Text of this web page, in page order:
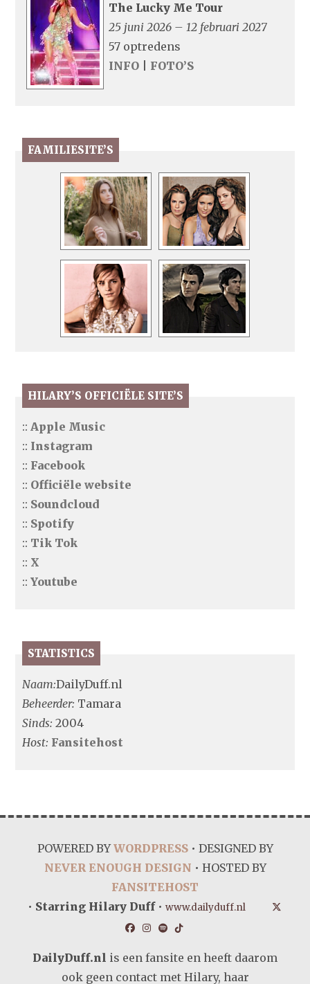
The Lucky Me Tour
25 juni 2026 – 12 februari 2027
57 optredens
INFO
FOTO’S
FAMILIESITE’S
HILARY’S OFFICIËLE SITE’S
::Apple Music
:: Instagram
:: Facebook
:: Officiële website
:: Soundcloud
:: Spotify
:: Tik Tok
:: X
::Youtube
STATISTICS
Naam:DailyDuff.nl
Beheerder: Tamara
Sinds: 2004
Host: Fansitehost
POWERED BYWORDPRESS• DESIGNED BY
NEVER ENOUGH DESIGN • HOSTED BY
FANSITEHOST
• Starring Hilary Duff• www.dailyduff.nl
DailyDuff.nl is een fansite en heeft daarom
ook geen contact met Hilary, haar